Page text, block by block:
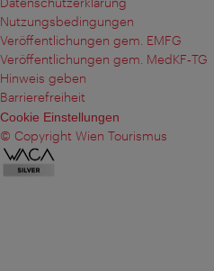
Nutzungsbedingungen
Veröffentlichungen gem. EMFG
Veröffentlichungen gem. MedKF‑TG
Hinweis geben
Barrierefreiheit
Cookie Einstellungen
© Copyright Wien Tourismus